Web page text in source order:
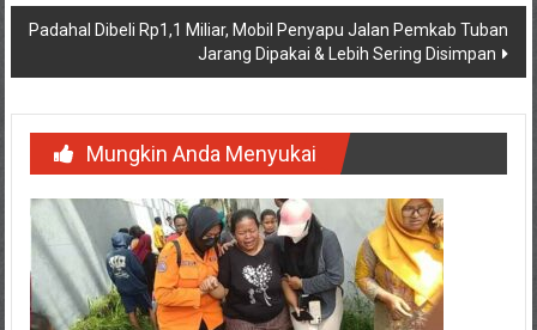
Padahal Dibeli Rp1,1 Miliar, Mobil Penyapu Jalan Pemkab Tuban
Jarang Dipakai & Lebih Sering Disimpan
Mungkin Anda Menyukai